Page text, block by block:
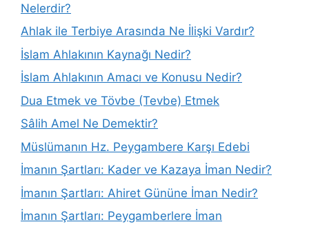
Nelerdir?
Ahlak ile Terbiye Arasında Ne İlişki Vardır?
İslam Ahlakının Kaynağı Nedir?
İslam Ahlakının Amacı ve Konusu Nedir?
Dua Etmek ve Tövbe (Tevbe) Etmek
Sâlih Amel Ne Demektir?
Müslümanın Hz. Peygambere Karşı Edebi
İmanın Şartları: Kader ve Kazaya İman Nedir?
İmanın Şartları: Ahiret Gününe İman Nedir?
İmanın Şartları: Peygamberlere İman